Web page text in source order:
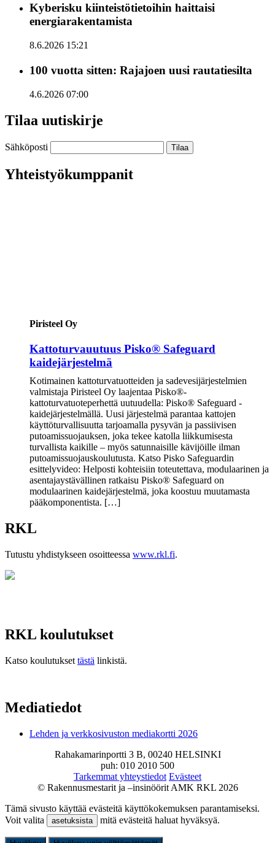
Kyberisku kiinteistötietoihin haittaisi
energiarakentamista
8.6.2026 15:21
100 vuotta sitten: Rajajoen uusi rautatiesilta
4.6.2026 07:00
Tilaa uutiskirje
Sähköposti
Yhteistyökumppanit
Piristeel Oy
Kattoturvauutuus Pisko® Safeguard
kaidejärjestelmä
Kotimainen kattoturvatuotteiden ja sadevesijärjestelmien
valmistaja Piristeel Oy laajentaa Pisko®-
kattoturvatuoteperhettä uutuudella: Pisko® Safeguard -
kaidejärjestelmällä. Uusi järjestelmä parantaa kattojen
käyttöturvallisuutta tarjoamalla pysyvän ja passiivisen
putoamissuojauksen, joka tekee katolla liikkumisesta
turvallista kaikille – myös satunnaisille kävijöille ilman
putoamissuojauskoulutusta. Katso Pisko Safeguardin
esittelyvideo: Helposti kohteisiin toteutettava, modulaarinen ja
asentajaystävällinen ratkaisu Pisko® Safeguard on
modulaarinen kaidejärjestelmä, joka koostuu muutamasta
pääkomponentista. […]
RKL
Tutustu yhdistykseen osoitteessa www.rkl.fi.
RKL koulutukset
Katso koulutukset tästä linkistä.
Mediatiedot
Lehden ja verkkosivuston mediakortti 2026
Rahakamarinportti 3 B, 00240 HELSINKI
puh: 010 2010 500
Tarkemmat yhteystiedot Evästeet
© Rakennusmestarit ja –insinöörit AMK RKL 2026
Tämä sivusto käyttää evästeitä käyttökokemuksen parantamiseksi.
Voit valita
asetuksista mitä evästeitä haluat hyväksyä.